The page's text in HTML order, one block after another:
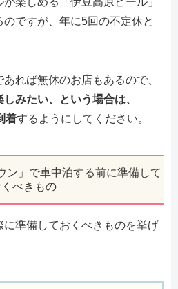
ですが、年に5回の不定休と
れば無休のお店もあるので、
みたい、という場合は、
着するようにしてください。
ン」で車中泊する前に準備して
くべきもの
準備しておくべきものを挙げ